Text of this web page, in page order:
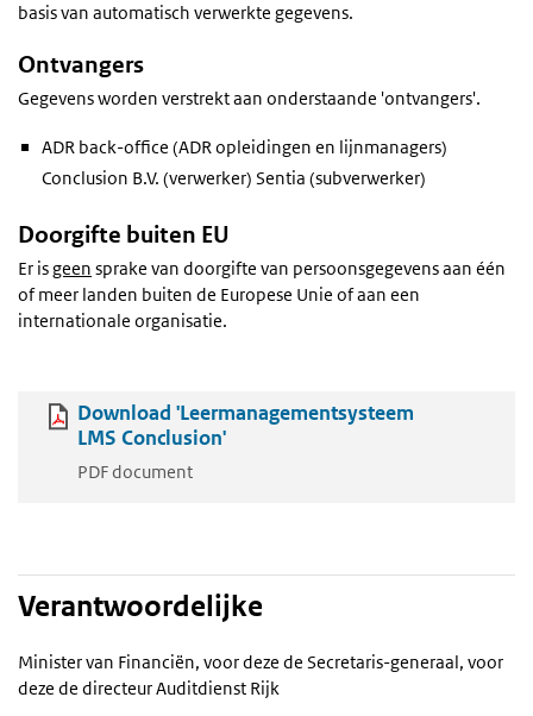
basis van automatisch verwerkte gegevens.
Ontvangers
Gegevens worden verstrekt aan onderstaande 'ontvangers'.
ADR back-office (ADR opleidingen en lijnmanagers)
Conclusion B.V. (verwerker) Sentia (subverwerker)
Doorgifte buiten EU
Er isgeen sprake van doorgifte van persoonsgegevens aan één
of meer landen buiten de Europese Unie of aan een
internationale organisatie.
Download 'Leermanagementsysteem
LMS Conclusion'
PDF document
Verantwoordelijke
Minister van Financiën, voor deze de Secretaris-generaal, voor
deze de directeur Auditdienst Rijk